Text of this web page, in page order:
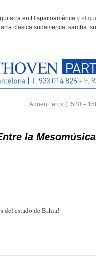
en Hispanoamérica y
clasica sudamerica samba
Adrien Leroy (1520 –
la
del estado de Bahia!